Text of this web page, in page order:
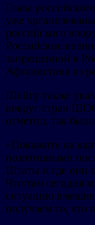
Глава
уже
российского
Российские
запрещенной в
Афганистана из
Шойгу также
вокруг стран
отметил, так
«Покажите на
позитивными
Штаты и где они
Что там сегодня
ситуацию
получаем то, что